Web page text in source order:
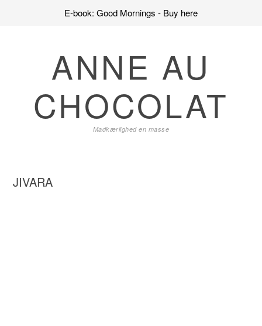
E-book: Good Mornings - Buy here
ANNE AU
CHOCOLAT
Madkærlighed en masse
JIVARA